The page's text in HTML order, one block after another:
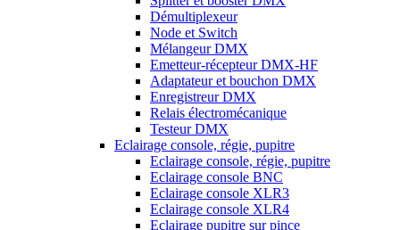
Démultiplexeur
Node et Switch
Mélangeur DMX
Emetteur-récepteur DMX-HF
Adaptateur et bouchon DMX
Enregistreur DMX
Relais électromécanique
Testeur DMX
Eclairage console, régie, pupitre
Eclairage console, régie, pupitre
Eclairage console BNC
Eclairage console XLR3
Eclairage console XLR4
Eclairage pupitre sur pince